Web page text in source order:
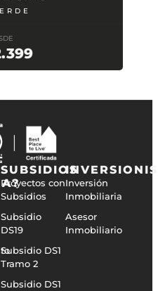
SUBSIDIOS
Proyectos con
Subsidios
Subsidio
DS19
Subsidio DS1
Tramo 2
Subsidio DS1
Inversión
Inmobiliaria
Asesor
Inmobiliario